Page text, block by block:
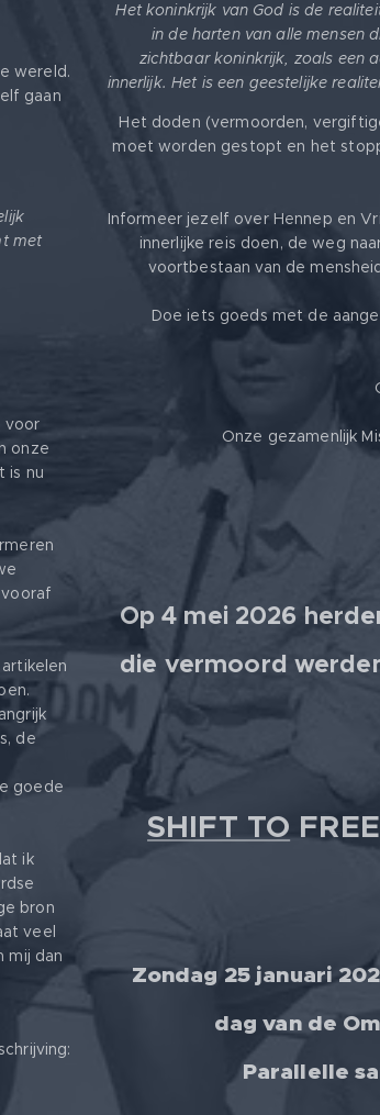
wereld.
gaan
met
voor
onze
is nu
de
goede
ik
bron
veel
mij dan
Het koninkrijk van God is de
in de harten van alle mensen
zichtbaar koninkrijk, zoals een
innerlijk. Het is een geestelijke
Het doden (vermoorden,
moet worden gestopt en het
Informeer jezelf over Hennep en
innerlijke reis doen, de weg
voortbestaan van de
Doe iets goeds met de
Onze gezamenlijk
Op 4 mei 2026
die vermoord
SHIFT TO
Zondag 25 januari
dag van de
Parallelle